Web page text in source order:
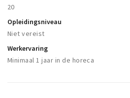
Agenda
Bezienswaardigheden
Musea, theaters & podia
Uitjes & activiteiten
20
Opleidingsniveau
Niet vereist
Werkervaring
Minimaal 1 jaar in de horeca